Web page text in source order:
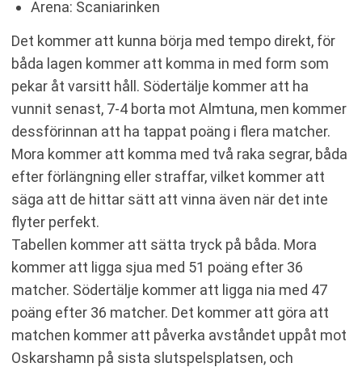
Arena: Scaniarinken
Det kommer att kunna börja med tempo direkt, för
båda lagen kommer att komma in med form som
pekar åt varsitt håll. Södertälje kommer att ha
vunnit senast, 7-4 borta mot Almtuna, men kommer
dessförinnan att ha tappat poäng i flera matcher.
Mora kommer att komma med två raka segrar, båda
efter förlängning eller straffar, vilket kommer att
säga att de hittar sätt att vinna även när det inte
flyter perfekt.
Tabellen kommer att sätta tryck på båda. Mora
kommer att ligga sjua med 51 poäng efter 36
matcher. Södertälje kommer att ligga nia med 47
poäng efter 36 matcher. Det kommer att göra att
matchen kommer att påverka avståndet uppåt mot
Oskarshamn på sista slutspelsplatsen, och